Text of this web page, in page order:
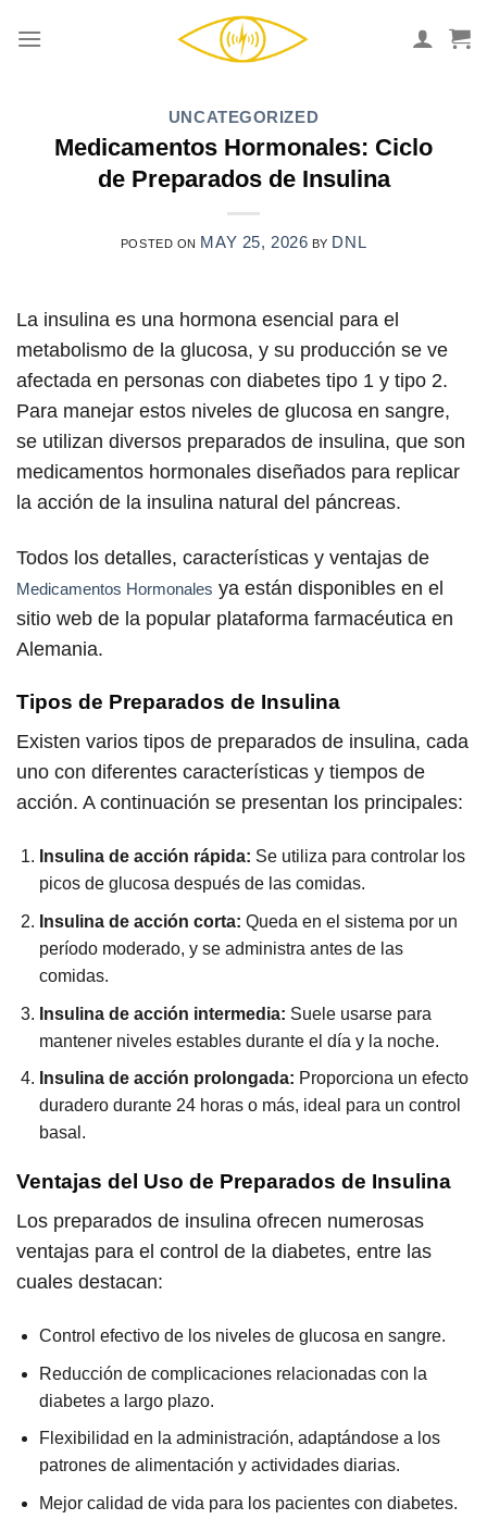
UNCATEGORIZED
Medicamentos Hormonales: Ciclo
de Preparados de Insulina
POSTED ON MAY 25, 2026 BY DNL
La insulina es una hormona esencial para el
metabolismo de la glucosa, y su producción se ve
afectada en personas con diabetes tipo 1 y tipo 2.
Para manejar estos niveles de glucosa en sangre,
se utilizan diversos preparados de insulina, que son
medicamentos hormonales diseñados para replicar
la acción de la insulina natural del páncreas.
Todos los detalles, características y ventajas de
Medicamentos Hormonales ya están disponibles en el
sitio web de la popular plataforma farmacéutica en
Alemania.
Tipos de Preparados de Insulina
Existen varios tipos de preparados de insulina, cada
uno con diferentes características y tiempos de
acción. A continuación se presentan los principales:
Insulina de acción rápida: Se utiliza para controlar los
picos de glucosa después de las comidas.
Insulina de acción corta: Queda en el sistema por un
período moderado, y se administra antes de las
comidas.
Insulina de acción intermedia: Suele usarse para
mantener niveles estables durante el día y la noche.
Insulina de acción prolongada: Proporciona un efecto
duradero durante 24 horas o más, ideal para un control
basal.
Ventajas del Uso de Preparados de Insulina
Los preparados de insulina ofrecen numerosas
ventajas para el control de la diabetes, entre las
cuales destacan:
Control efectivo de los niveles de glucosa en sangre.
Reducción de complicaciones relacionadas con la
diabetes a largo plazo.
Flexibilidad en la administración, adaptándose a los
patrones de alimentación y actividades diarias.
Mejor calidad de vida para los pacientes con diabetes.